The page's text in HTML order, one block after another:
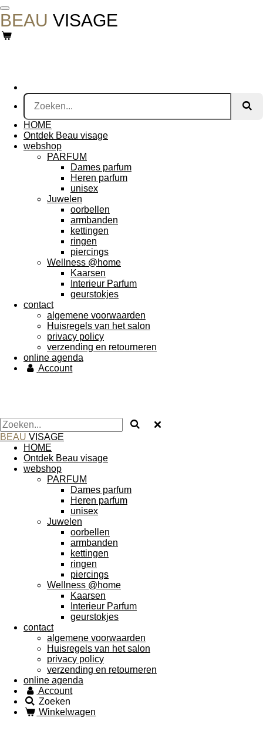
Ga
direct
naar
de
BEAU VISAGE
HOME
Ontdek Beau visage
webshop
PARFUM
Dames parfum
Heren parfum
unisex
Juwelen
oorbellen
armbanden
kettingen
ringen
piercings
Wellness @home
Kaarsen
Interieur Parfum
geurstokjes
contact
algemene voorwaarden
Huisregels van het salon
privacy policy
verzending en retourneren
online agenda
Account
BEAU VISAGE
HOME
Ontdek Beau visage
webshop
PARFUM
Dames parfum
Heren parfum
unisex
Juwelen
oorbellen
armbanden
kettingen
ringen
piercings
Wellness @home
Kaarsen
Interieur Parfum
geurstokjes
contact
algemene voorwaarden
Huisregels van het salon
privacy policy
verzending en retourneren
online agenda
Account
Zoeken
Winkelwagen